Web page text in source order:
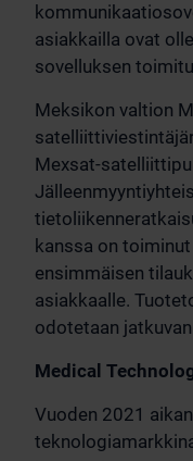
asiakkailla ovat
sovelluksen
Meksikon valtion
Mexsat-
kanssa on
ensimmäisen
asiakkaalle.
odotetaan
Medical
Vuoden 2021